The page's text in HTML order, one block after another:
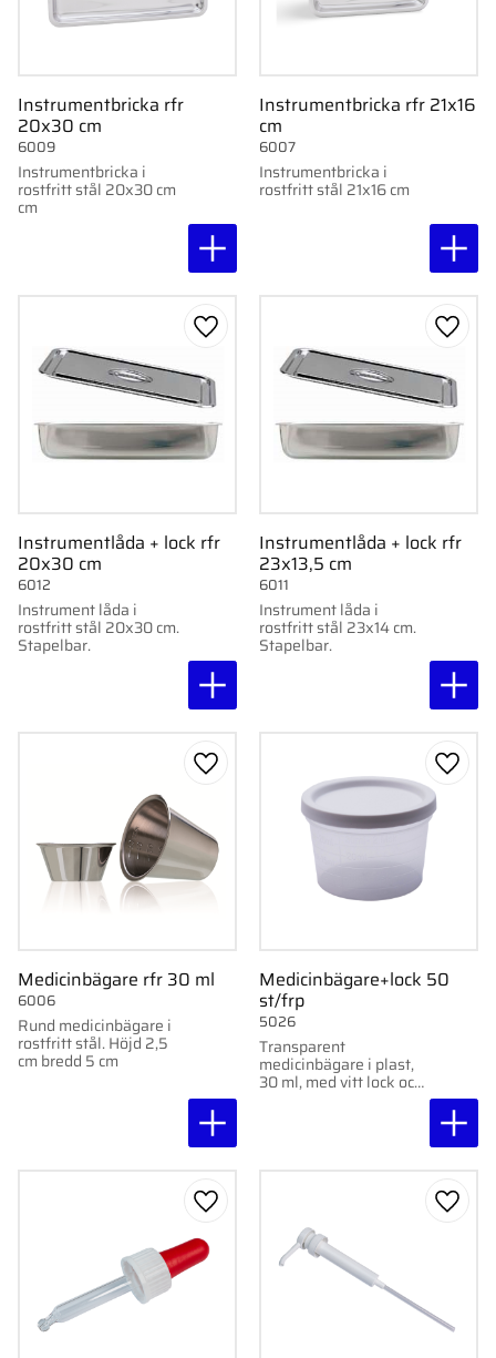
Instrumentbricka rfr
20x30 cm
Instrumentbricka i
rostfritt stål 20x30 cm
cm
6009
Instrumentbricka rfr 21x16
cm
Instrumentbricka i
rostfritt stål 21x16 cm
6007
Instrumentlåda + lock rfr
20x30 cm
Instrument låda i
rostfritt stål 20x30 cm.
Stapelbar.
6012
Lägg till i favoriter
Instrumentlåda + lock rfr
23x13,5 cm
Instrument låda i
rostfritt stål 23x14 cm.
Stapelbar.
6011
Lägg
Medicinbägare rfr 30 ml
Rund medicinbägare i
rostfritt stål. Höjd 2,5
cm bredd 5 cm
6006
Lägg till i favoriter
Medicinbägare+lock 50
st/frp
Transparent
medicinbägare i plast,
30 ml, med vitt lock och
5026
Lägg
Lägg till i favoriter Lägg